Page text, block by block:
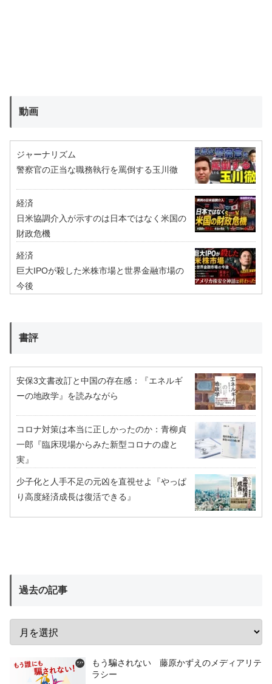
動画
ジャーナリズム
警察官の正当な職務執行を罵倒する玉川徹
経済
日米協調介入が示すのは日本ではなく米国の
財政危機
経済
巨大IPOが殺した米株市場と世界金融市場の
今後
書評
安保3文書改訂と中国の存在感：『エネルギ
ーの地政学』を読みながら
コロナ対策は本当に正しかったのか：青柳貞
一郎『臨床現場からみた新型コロナの虚と
実』
少子化と人手不足の元凶を直視せよ『やっぱ
り高度経済成長は復活できる』
過去の記事
もう騙されない 藤原かずえのメディアリテ
ラシー